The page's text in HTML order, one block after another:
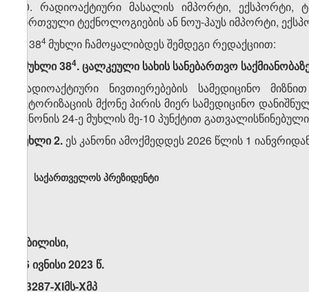
10. რადიოაქტიური მასალის იმპორტი, ექსპორტი,
ბირთვული ტექნოლოგიების ან ნოუ-ჰაუს იმპორტი,
2. 38​4მუხლი ჩამოყალიბდეს შემდეგი რედაქციით:
„მუხლი 38​4. ცალკეული სახის სანებართვო
რადიოაქტიური ნივთიერებების სამედიცინო
ავტორიზაციის მქონე პირის მიერ სამედიცინო
კანონის 24-ე მუხლის მე-10 პუნქტით
მუხლი 2. ეს კანონი ამოქმედდეს 2026 წლის 1
საქართველოს პრეზიდენტი
თბილისი,
16 ივნისი 2023 წ.
N3287-XIმს-Xმპ